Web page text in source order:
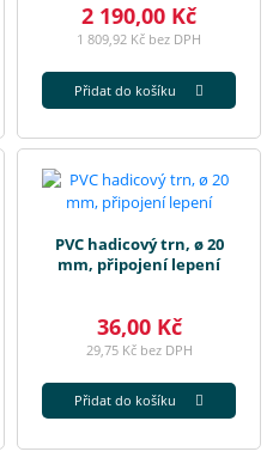
2 190,00 Kč
1 809,92 Kč bez DPH
Přidat do košíku
PVC hadicový trn, ø 20
mm, připojení lepení
36,00 Kč
29,75 Kč bez DPH
Přidat do košíku